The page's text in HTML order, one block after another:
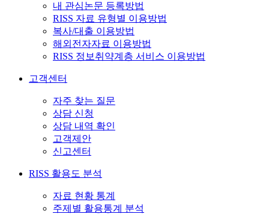
내 관심논문 등록방법
RISS 자료 유형별 이용방법
복사/대출 이용방법
해외전자자료 이용방법
RISS 정보취약계층 서비스 이용방법
고객센터
자주 찾는 질문
상담 신청
상담 내역 확인
고객제안
신고센터
RISS 활용도 분석
자료 현황 통계
주제별 활용통계 분석